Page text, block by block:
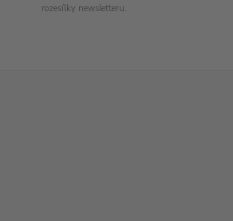
rozesílky newsletteru.